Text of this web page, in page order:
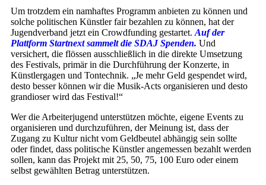
Um trotzdem ein namhaftes Programm anbieten zu können und
solche politischen Künstler fair bezahlen zu können, hat der
Jugendverband jetzt ein Crowdfunding gestartet. Auf der
Plattform Startnext sammelt die SDAJ Spenden. Und
versichert, die flössen ausschließlich in die direkte Umsetzung
des Festivals, primär in die Durchführung der Konzerte, in
Künstlergagen und Tontechnik. „Je mehr Geld gespendet wird,
desto besser können wir die Musik-Acts organisieren und desto
grandioser wird das Festival!“
Wer die Arbeiterjugend unterstützen möchte, eigene Events zu
organisieren und durchzuführen, der Meinung ist, dass der
Zugang zu Kultur nicht vom Geldbeutel abhängig sein sollte
oder findet, dass politische Künstler angemessen bezahlt werden
sollen, kann das Projekt mit 25, 50, 75, 100 Euro oder einem
selbst gewählten Betrag unterstützen.